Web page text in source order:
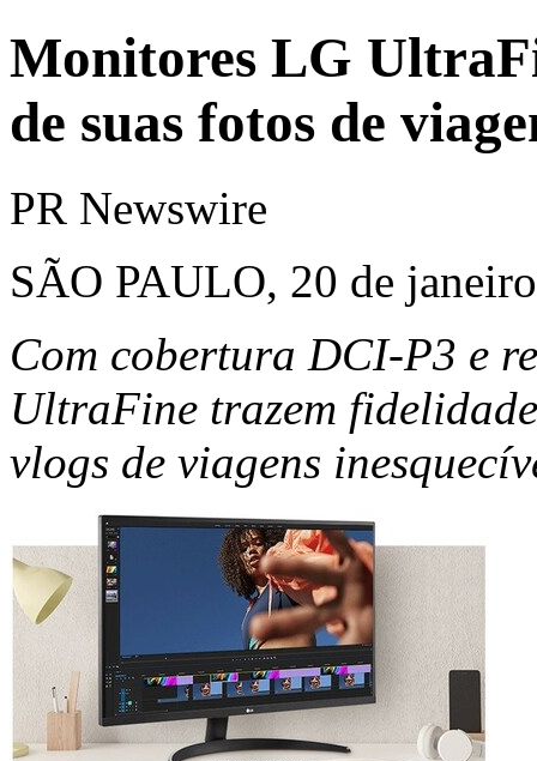
Monitores LG
de suas fotos de
PR Newswire
SÃO PAULO, 20 de
Com cobertura DCI-P3 e
UltraFine trazem
vlogs de viagens